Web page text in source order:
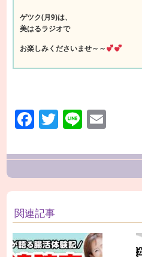
ゲツク(月9)は、
美はるラジオで
お楽しみくださいませ～～
Facebook
Twitter
Line
関連記事